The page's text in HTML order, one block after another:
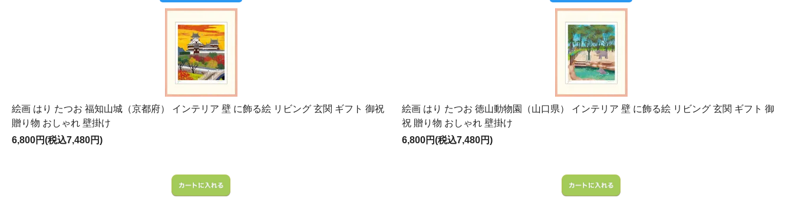
絵画 はり たつお 福知山城（京都府） インテリア 壁 に飾る絵 リビング 玄関 ギフト 御祝
贈り物 おしゃれ 壁掛け
6,800円(税込7,480円)
絵画 はり たつお 徳山動物園（山口県） インテリア 壁 に飾る絵 リビング 玄関 ギフト 御
祝 贈り物 おしゃれ 壁掛け
6,800円(税込7,480円)